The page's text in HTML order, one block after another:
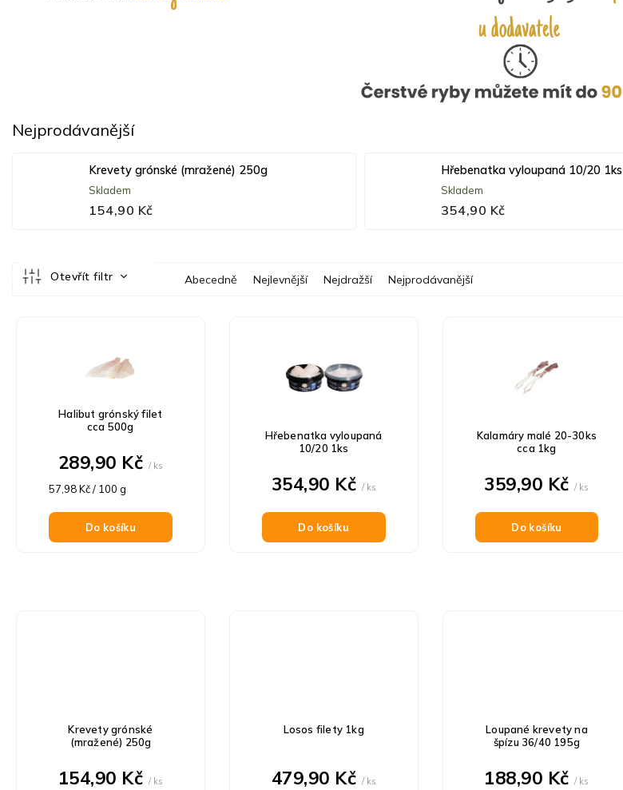
Nejprodávanější
Krevety grónské (mražené) 250g
Skladem
154,90 Kč
Hřebenatka vyloupaná 10/20 1ks
Skladem
354,90 Kč
aAbecedně Nejlevnější Nejdražší Nejprodávanější
Otevřít filtr
Halibut grónský filet
cca 500g
289,90 Kč / ks
Měrná
57,98 Kč / 100 g
Do košíku
Hřebenatka vyloupaná
10/20 1ks
354,90 Kč / ks
Do košíku
Kalamáry malé 20-30ks
cca 1kg
359,90 Kč/ ks
Do košíku
Krevety grónské
(mražené) 250g
154,90 Kč / ks
Losos filety 1kg
479,90 Kč / ks
Loupané krevety na
špízu 36/40 195g
188,90 Kč/ ks